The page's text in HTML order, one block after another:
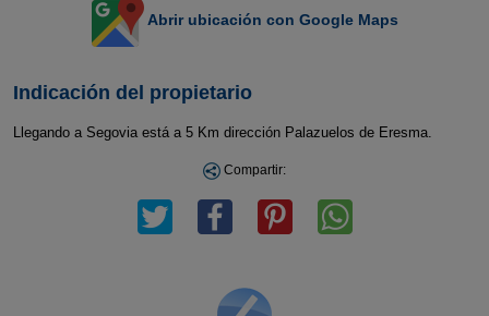
Abrir ubicación con Google Maps
Indicación del propietario
Llegando a Segovia está a 5 Km dirección Palazuelos de Eresma.
Compartir: